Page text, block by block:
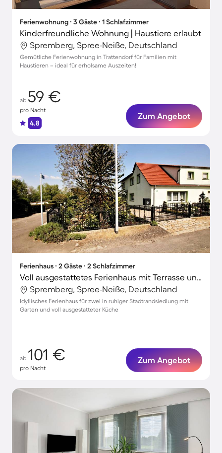
Ferienwohnung ∙ 3 Gäste ∙ 1 Schlafzimmer
Kinderfreundliche Wohnung | Haustiere erlaubt
Spremberg, Spree-Neiße, Deutschland
Gemütliche Ferienwohnung in Trattendorf für Familien mit
Haustieren – ideal für erholsame Auszeiten!
ab 59 €
pro Nacht
4.8
Zum Angebot
Ferienhaus ∙ 2 Gäste ∙ 2 Schlafzimmer
Voll ausgestattetes Ferienhaus mit Terrasse und Garten
Spremberg, Spree-Neiße, Deutschland
Idyllisches Ferienhaus für zwei in ruhiger Stadtrandsiedlung mit
Garten und voll ausgestatteter Küche
ab 101 €
pro Nacht
Zum Angebot